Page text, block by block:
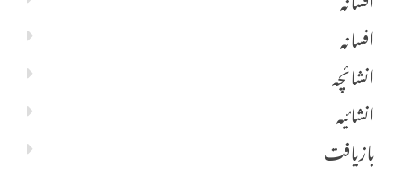
افسانہ
انشائچہ
انشائیہ
بازیافت